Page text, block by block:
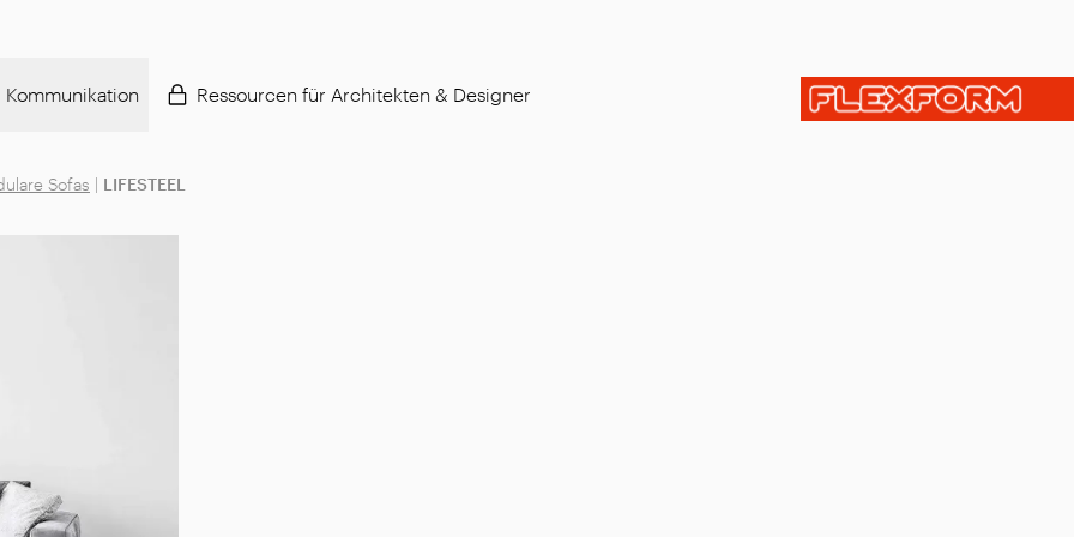
Kommunikation Ressourcen für Architekten & Designer
Sofas | LIFESTEEL